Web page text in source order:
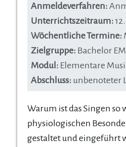
Anmeldeverfahren:
Unterrichtszeitraum:
Wöchentliche Termine:
Zielgruppe: Bachelor
Modul: Elementare
Abschluss: unbenoteter
Warum ist das Singen
physiologischen
gestaltet und eingeführt